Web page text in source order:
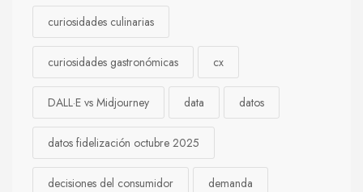
curiosidades culinarias
curiosidades gastronómicas cx
DALL·E vs Midjourney data datos
datos fidelización octubre 2025
decisiones del consumidor demanda